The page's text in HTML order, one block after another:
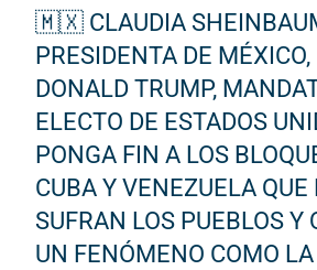
🇲🇽 CLAUDIA
PRESIDENTA DE
DONALD TRUMP,
ELECTO DE ESTADOS
PONGA FIN A LOS
CUBA Y VENEZUELA QUE
SUFRAN LOS PUEBLOS Y
UN FENÓMENO COMO LA